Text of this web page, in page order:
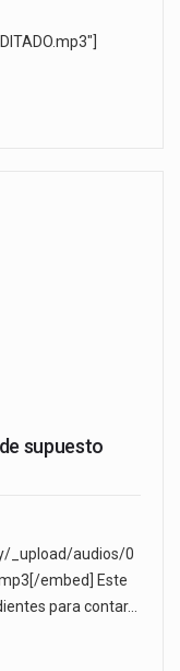
supuesto
_upload/audios/0
embed] Este
para contar…